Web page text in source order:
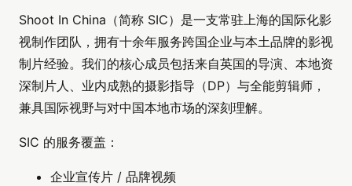
Shoot In China（简称 SIC）是一支常驻上海的国际化影
视制作团队，拥有十余年服务跨国企业与本土品牌的影视
制片经验。我们的核心成员包括来自英国的导演、本地资
深制片人、业内成熟的摄影指导（DP）与全能剪辑师，
兼具国际视野与对中国本地市场的深刻理解。
SIC 的服务覆盖：
企业宣传片 / 品牌视频